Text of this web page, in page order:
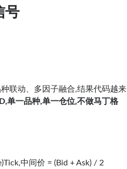
号
联动、多因子融合,结果代码越来
单一品种,单一仓位,不做马丁格
中间价 = (Bid + Ask) / 2